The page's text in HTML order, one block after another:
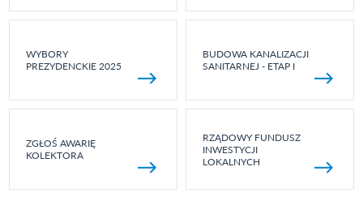
WYBORY
PREZYDENCKIE 2025
BUDOWA KANALIZACJI
SANITARNEJ - ETAP I
ZGŁOŚ AWARIĘ
KOLEKTORA
RZĄDOWY FUNDUSZ
INWESTYCJI
LOKALNYCH